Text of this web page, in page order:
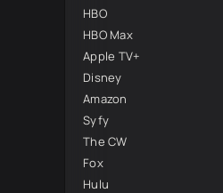
HBO
HBO Max
Apple TV+
Disney
Amazon
Syfy
The CW
Fox
Hulu